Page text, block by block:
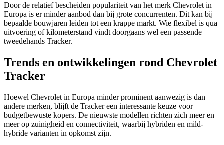
Door de relatief bescheiden populariteit van het merk Chevrolet in
Europa is er minder aanbod dan bij grote concurrenten. Dit kan bij
bepaalde bouwjaren leiden tot een krappe markt. Wie flexibel is qua
uitvoering of kilometerstand vindt doorgaans wel een passende
tweedehands Tracker.
Trends en ontwikkelingen rond Chevrolet
Tracker
Hoewel Chevrolet in Europa minder prominent aanwezig is dan
andere merken, blijft de Tracker een interessante keuze voor
budgetbewuste kopers. De nieuwste modellen richten zich meer en
meer op zuinigheid en connectiviteit, waarbij hybriden en mild-
hybride varianten in opkomst zijn.